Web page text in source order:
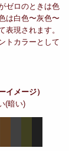
ゼロのときは色
は白色〜灰色〜
表現されます。
トカラーとして
イメージ）
(暗い)